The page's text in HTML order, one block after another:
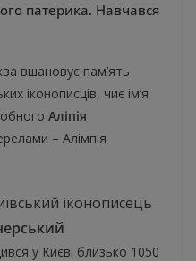
патерика. Навчався
вшановує пам’ять
іконописців, чиє ім’я
Аліпія
– Алімпія
у Києві близько 1050